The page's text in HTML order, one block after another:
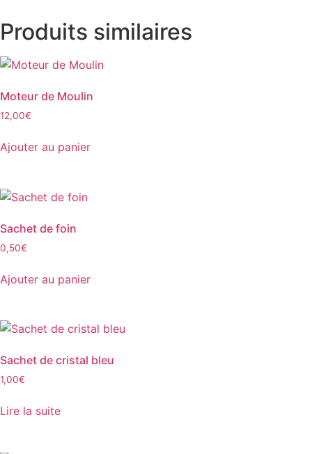
Produits similaires
Moteur de Moulin
12,00€
Ajouter au panier
Sachet de foin
0,50€
Ajouter au panier
Sachet de cristal bleu
1,00€
Lire la suite